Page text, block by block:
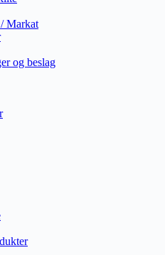
Markat
og beslag